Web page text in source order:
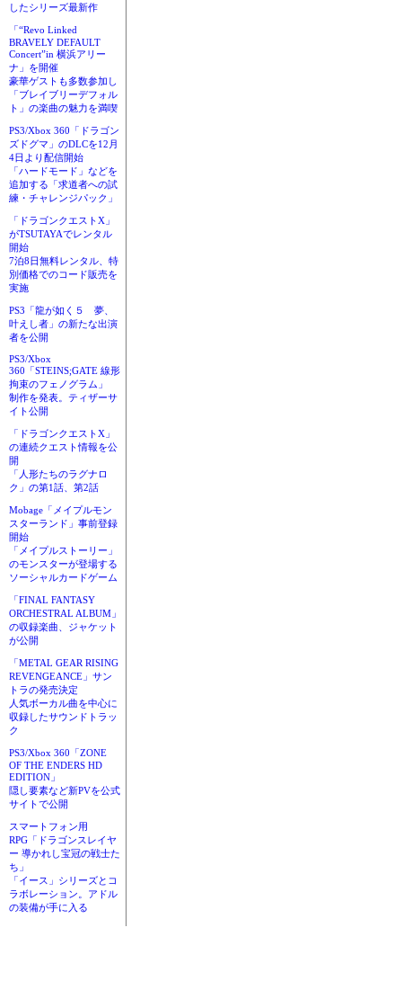
したシリーズ最新作
「“Revo Linked
BRAVELY DEFAULT
Concert”in 横浜アリー
ナ」を開催
豪華ゲストも多数参加し
「ブレイブリーデフォル
ト」の楽曲の魅力を満喫
PS3/Xbox 360「ドラゴン
ズドグマ」のDLCを12月
4日より配信開始
「ハードモード」などを
追加する「求道者への試
練・チャレンジパック」
「ドラゴンクエストX」
がTSUTAYAでレンタル
開始
7泊8日無料レンタル、特
別価格でのコード販売を
実施
PS3「龍が如く５ 夢、
叶えし者」の新たな出演
者を公開
PS3/Xbox
360「STEINS;GATE 線形
拘束のフェノグラム」
制作を発表。ティザーサ
イト公開
「ドラゴンクエストX」
の連続クエスト情報を公
開
「人形たちのラグナロ
ク」の第1話、第2話
Mobage「メイプルモン
スターランド」事前登録
開始
「メイプルストーリー」
のモンスターが登場する
ソーシャルカードゲーム
「FINAL FANTASY
ORCHESTRAL ALBUM」
の収録楽曲、ジャケット
が公開
「METAL GEAR RISING
REVENGEANCE」サン
トラの発売決定
人気ボーカル曲を中心に
収録したサウンドトラッ
ク
PS3/Xbox 360「ZONE
OF THE ENDERS HD
EDITION」
隠し要素など新PVを公式
サイトで公開
スマートフォン用
RPG「ドラゴンスレイヤ
ー 導かれし宝冠の戦士た
ち」
「イース」シリーズとコ
ラボレーション。アドル
の装備が手に入る